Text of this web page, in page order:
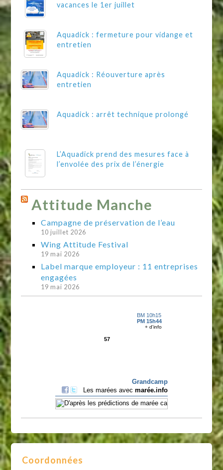
vacances le 1er juillet
Aquadick : fermeture pour vidange et
entretien
Aquadick : Réouverture après
entretien
Aquadick : arrêt technique prolongé
L’Aquadick prend des mesures face à
l’envolée des prix de l’énergie
Attitude Manche
Campagne de préservation de l’eau
10 juillet 2026
Wing Attitude Festival
19 mai 2026
Label marque employeur : 11 entreprises
engagées
19 mai 2026
Coordonnées